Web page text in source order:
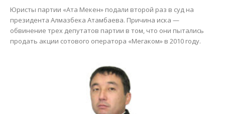
Юристы партии «Ата Мекен» подали второй раз в суд на
президента Алмазбека Атамбаева. Причина иска —
обвинение трех депутатов партии в том, что они пытались
продать акции сотового оператора «Мегаком» в 2010 году.